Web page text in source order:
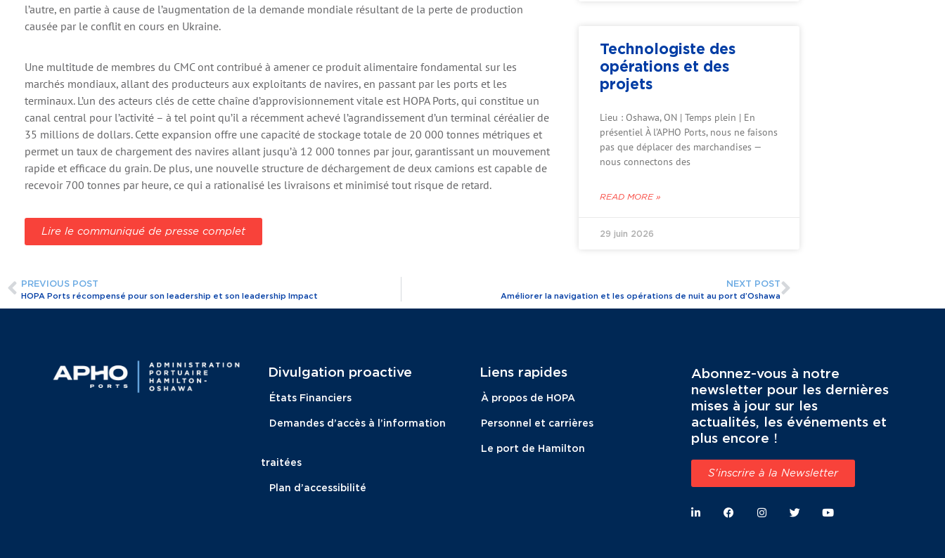
l’autre, en partie à cause de l’augmentation de la demande mondiale résultant de la perte de production
causée par le conflit en cours en Ukraine.
Une multitude de membres du CMC ont contribué à amener ce produit alimentaire fondamental sur les
marchés mondiaux, allant des producteurs aux exploitants de navires, en passant par les ports et les
terminaux. L’un des acteurs clés de cette chaîne d’approvisionnement vitale est HOPA Ports, qui constitue un
canal central pour l’activité – à tel point qu’il a récemment achevé l’agrandissement d’un terminal céréalier de
35 millions de dollars. Cette expansion offre une capacité de stockage totale de 20 000 tonnes métriques et
permet un taux de chargement des navires allant jusqu’à 12 000 tonnes par jour, garantissant un mouvement
rapide et efficace du grain. De plus, une nouvelle structure de déchargement de deux camions est capable de
recevoir 700 tonnes par heure, ce qui a rationalisé les livraisons et minimisé tout risque de retard.
Lire le communiqué de presse complet
Technologiste des
opérations et des
projets
Lieu : Oshawa, ON | Temps plein | En
présentiel À l’APHO Ports, nous ne faisons
pas que déplacer des marchandises —
nous connectons des
READ MORE »
29 juin 2026
PREVIOUS POST
HOPA Ports récompensé pour son leadership et son leadership Impact
NEXT POST
Améliorer la navigation et les opérations de nuit au port d’Oshawa
Divulgation proactive​
États Financiers
Demandes d’accès à l’information
traitées
Plan d’accessibilité
Liens rapides
À propos de HOPA
Personnel et carrières
Le port de Hamilton
Abonnez-vous à notre
newsletter pour les dernières
mises à jour sur les
actualités, les événements et
plus encore !
S'inscrire à la Newsletter